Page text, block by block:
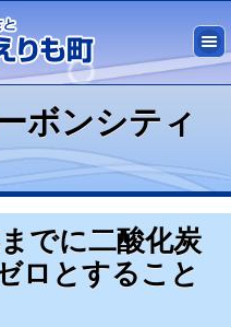
ボンシティ
でに二酸化炭
ロとすること